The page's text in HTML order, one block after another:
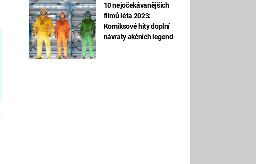
10 nejočekávanějších
filmů léta 2023:
Komiksové hity doplní
návraty akčních legend